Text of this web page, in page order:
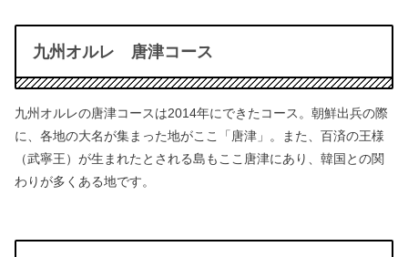
九州オルレ 唐津コース
九州オルレの唐津コースは2014年にできたコース。 朝鮮出兵の際
に、各地の大名が集まった地がここ「唐津」。
また、百済の王様
（武寧王）が生まれたとされる島もここ唐津にあり、 韓国との関
わりが多くある地です。